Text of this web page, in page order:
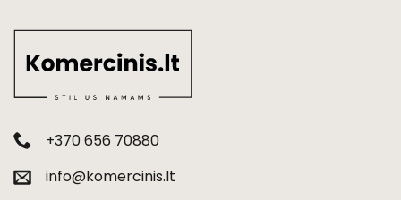
+370 656 70880
info@komercinis.lt